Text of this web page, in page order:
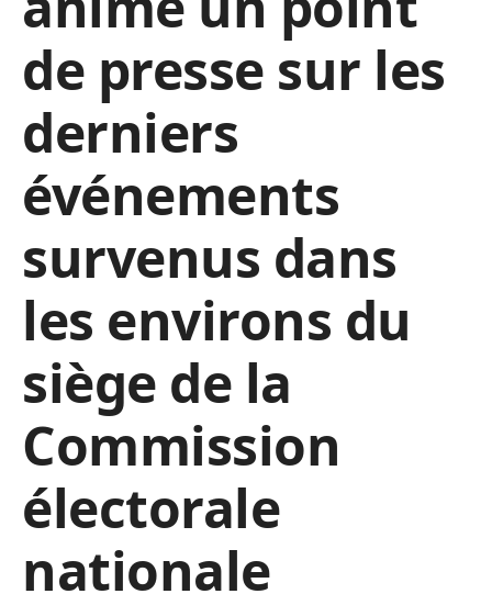
de presse sur les
derniers
événements
survenus dans
les environs du
siège de la
Commission
électorale
nationale